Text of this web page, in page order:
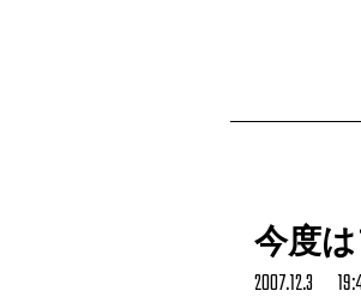
ということに
どれだけ好意
黒澤版の顛
辛うじてサプ
今度
2007.12.3